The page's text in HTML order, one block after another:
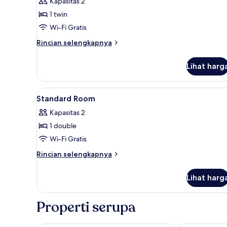
untuk
Kamar
Twin
Standar
1 twin
Wi-Fi Gratis
Rincian selengkapnya
Rincian
Kamar
Twin
Standar
Lihat
Lihat
semua
foto
untuk
Standard
Room
18
Standard Room
Kapasitas 2
1 double
Wi-Fi Gratis
Rincian selengkapnya
Rincian
Standard
Lihat
Properti serupa